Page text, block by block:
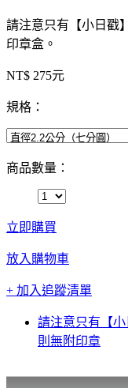
請注意只有【小日戳
印章盒。
NT$ 275元
規格：
商品數量：
立即購買
放入購物車
+ 加入追蹤清單
請注意只有【
則無附印章